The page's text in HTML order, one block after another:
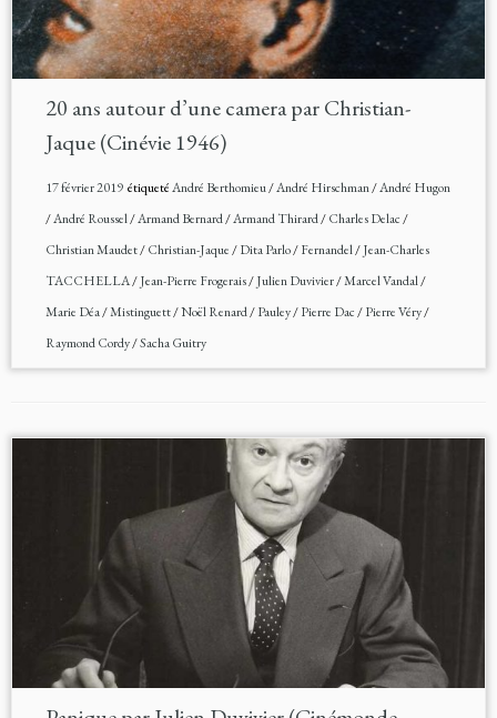
20 ans autour d’une camera par Christian-
Jaque (Cinévie 1946)
17 février 2019étiquetéAndré Berthomieu/André Hirschman/André Hugon
/André Roussel/Armand Bernard/Armand Thirard/Charles Delac/
Christian Maudet/Christian-Jaque/Dita Parlo/Fernandel/Jean-Charles
TACCHELLA/Jean-Pierre Frogerais/Julien Duvivier/Marcel Vandal/
Marie Déa/Mistinguett/Noël Renard/Pauley/Pierre Dac/Pierre Véry/
Raymond Cordy/Sacha Guitry